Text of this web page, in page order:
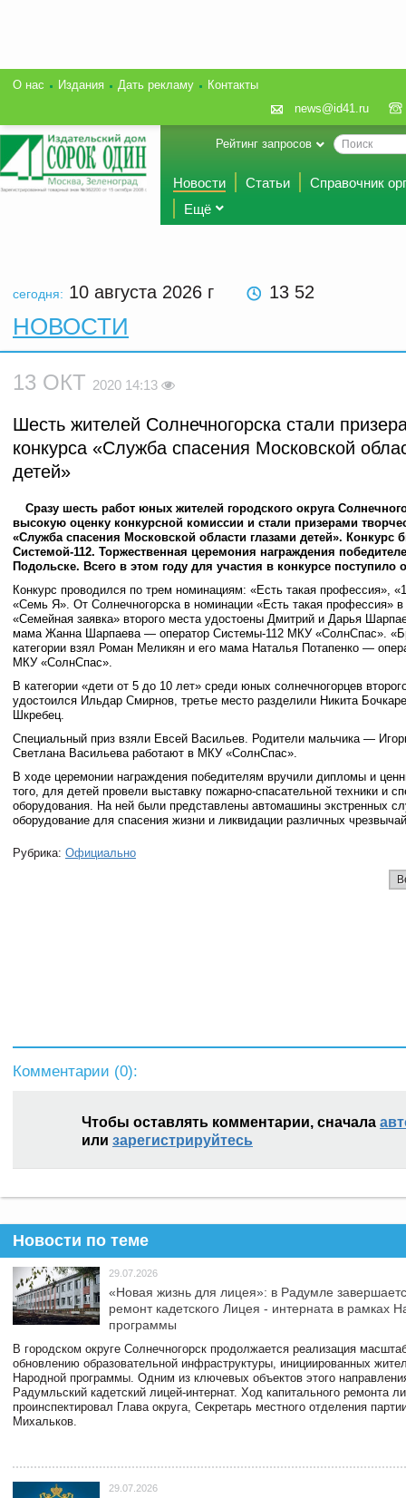
О нас Издания Дать рекламу
Контакты
news@id41.ru
Рейтинг запросов
Новости Статьи
Справочник
Ещё
сегодня: 10 августа 2026 г 13 52
НОВОСТИ
13 ОКТ 2020 14:13
Шесть жителей Солнечногорска стали
конкурса «Служба спасения Московской
детей»
Сразу шесть работ юных жителей городского округа
высокую оценку конкурсной комиссии и стали призерами
«Служба спасения Московской области глазами детей». Конкурс
Системой-112. Торжественная церемония награждения
Подольске. Всего в этом году для участия в конкурсе поступило
Конкурс проводился по трем номинациям: «Есть такая профессия»,
«Семь Я». От Солнечногорска в номинации «Есть такая профессия» в
«Семейная заявка» второго места удостоены Дмитрий и Дарья
мама Жанна Шарпаева — оператор Системы-112 МКУ «СолнСпас».
категории взял Роман Меликян и его мама Наталья Потапенко —
МКУ «СолнСпас».
В категории «дети от 5 до 10 лет» среди юных солнечногорцев
удостоился Ильдар Смирнов, третье место разделили Никита
Шкребец.
Специальный приз взяли Евсей Васильев. Родители мальчика —
Светлана Васильева работают в МКУ «СолнСпас».
В ходе церемонии награждения победителям вручили дипломы и
того, для детей провели выставку пожарно-спасательной техники и
оборудования. На ней были представлены автомашины экстренных
оборудование для спасения жизни и ликвидации различных
Рубрика: Официально
Комментарии (0):
Чтобы оставлять комментарии, сначала
или зарегистрируйтесь
Новости по теме
29.07.2026
«Новая жизнь для лицея»: в Радумле
ремонт кадетского Лицея - интерната в рамках
программы
В городском округе Солнечногорск продолжается реализация
обновлению образовательной инфраструктуры, инициированных
Народной программы. Одним из ключевых объектов этого
Радумльский кадетский лицей-интернат. Ход капитального ремонта
проинспектировал Глава округа, Секретарь местного отделения
Михальков.
29.07.2026